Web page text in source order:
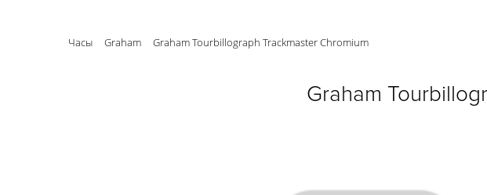
Часы Graham Graham Tourbillograph Trackmaster Chromium
Graham